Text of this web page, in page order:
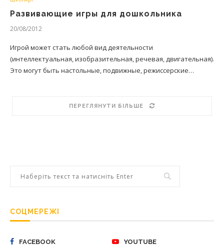
Развивающие игры для дошкольника
20/08/2012
Игрой может стать любой вид деятельности
(интеллектуальная, изобразительная, речевая, двигательная).
Это могут быть настольные, подвижные, режиссерские…
ПЕРЕГЛЯНУТИ БІЛЬШЕ
СОЦМЕРЕЖІ
FACEBOOK YOUTUBE